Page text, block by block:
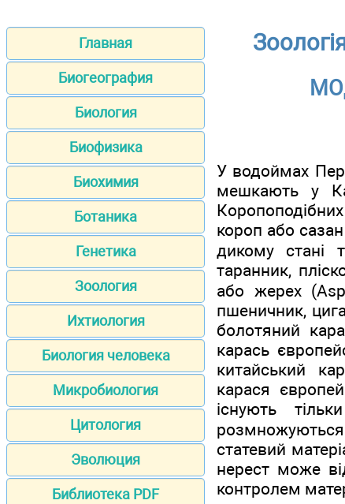
Главная
Биогеография
Биология
Биофизика
Биохимия
Ботаника
Генетика
Зоология
Ихтиология
Биология человека
Микробиология
Цитология
Эволюция
Библиотека PDF
У водоймах
мешкають у
короп або
дикому стані
таранник,
або жерех
пшеничник,
болотяний
карась
китайський
карася
існують
статевий
нерест може
контролем